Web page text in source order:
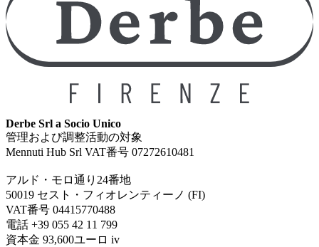
Derbe Srl a Socio Unico
管理および調整活動の対象
Mennuti Hub Srl VAT番号 07272610481
アルド・モロ通り24番地
50019 セスト・フィオレンティーノ (FI)
VAT番号 04415770488
電話 +39 055 42 11 799
資本金 93,600ユーロ iv